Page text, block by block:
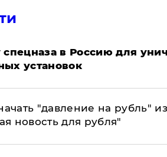
в Россию для
установок
"давление на рубль"
новость для рубля"